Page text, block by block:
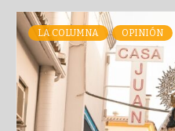
LA COLUMNA OPINIÓN